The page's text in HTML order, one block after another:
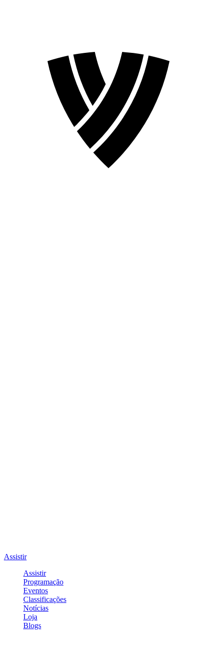
Assistir
Assistir
Programação
Eventos
Classificações
Notícias
Loja
Blogs